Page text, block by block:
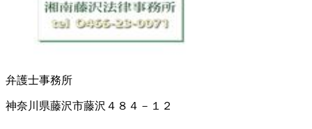
弁護士事務所
神奈川県藤沢市藤沢４８４－１２